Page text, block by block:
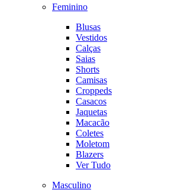
Feminino
Blusas
Vestidos
Calças
Saias
Shorts
Camisas
Croppeds
Casacos
Jaquetas
Macacão
Coletes
Moletom
Blazers
Ver Tudo
Masculino